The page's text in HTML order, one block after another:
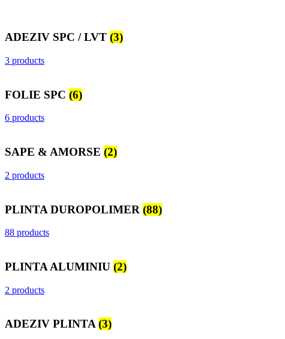
ADEZIV SPC / LVT (3)
3 products
FOLIE SPC (6)
6 products
SAPE & AMORSE (2)
2 products
PLINTA DUROPOLIMER (88)
88 products
PLINTA ALUMINIU (2)
2 products
ADEZIV PLINTA(3)